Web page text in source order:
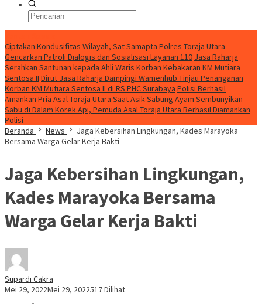
Ciptakan Kondusifitas Wilayah, Sat Samapta Polres Toraja Utara
Gencarkan Patroli Dialogis dan Sosialisasi Layanan 110 Jasa Raharja
Serahkan Santunan kepada Ahli Waris Korban Kebakaran KM Mutiara
Sentosa II Dirut Jasa Raharja Dampingi Wamenhub Tinjau Penanganan
Korban KM Mutiara Sentosa II di RS PHC Surabaya Polisi Berhasil
Amankan Pria Asal Toraja Utara Saat Asik Sabung Ayam Sembunyikan
Sabu di Dalam Korek Api, Pemuda Asal Toraja Utara Berhasil Diamankan
Polisi
Beranda
News
Jaga Kebersihan Lingkungan, Kades Marayoka
Bersama Warga Gelar Kerja Bakti
Jaga Kebersihan Lingkungan,
Kades Marayoka Bersama
Warga Gelar Kerja Bakti
Supardi Cakra
Mei 29, 2022Mei 29, 2022517 Dilihat